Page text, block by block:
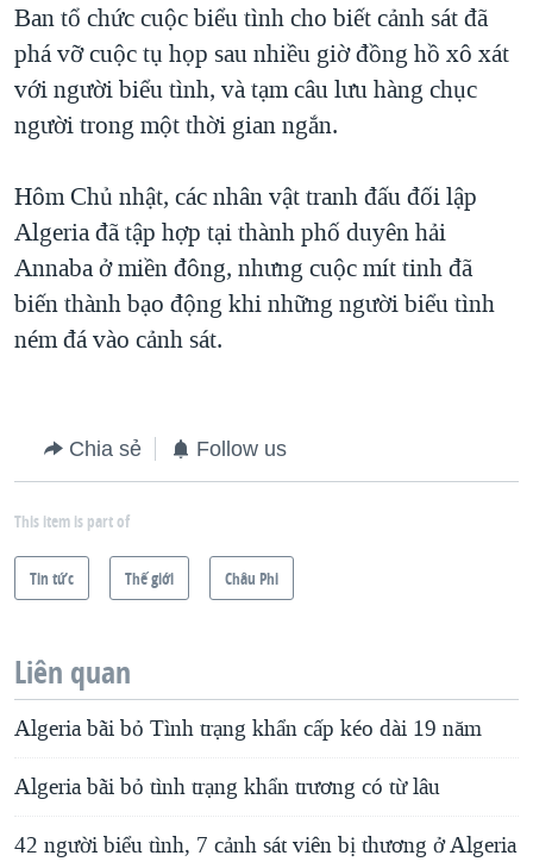
Ban tổ chức cuộc biểu tình cho biết cảnh sát đã
phá vỡ cuộc tụ họp sau nhiều giờ đồng hồ xô xát
với người biểu tình, và tạm câu lưu hàng chục
người trong một thời gian ngắn.
Hôm Chủ nhật, các nhân vật tranh đấu đối lập
Algeria đã tập hợp tại thành phố duyên hải
Annaba ở miền đông, nhưng cuộc mít tinh đã
biến thành bạo động khi những người biểu tình
ném đá vào cảnh sát.
Chia sẻ Follow us
This item is part of
Tin tức Thế giới Châu Phi
Liên quan
Algeria bãi bỏ Tình trạng khẩn cấp kéo dài 19 năm
Algeria bãi bỏ tình trạng khẩn trương có từ lâu
42 người biểu tình, 7 cảnh sát viên bị thương ở Algeria